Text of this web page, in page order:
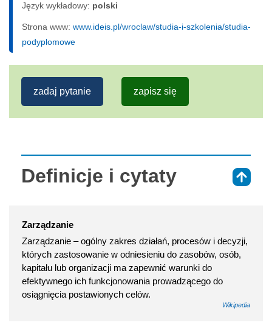
Język wykładowy: polski
Strona www: www.ideis.pl/wroclaw/studia-i-szkolenia/studia-
podyplomowe
zadaj pytanie zapisz się
Definicje i cytaty
Zarządzanie
Zarządzanie – ogólny zakres działań, procesów i decyzji,
których zastosowanie w odniesieniu do zasobów, osób,
kapitału lub organizacji ma zapewnić warunki do
efektywnego ich funkcjonowania prowadzącego do
osiągnięcia postawionych celów.
Wikipedia